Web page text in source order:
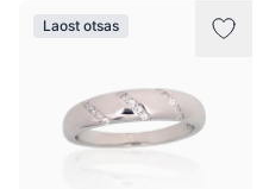
Laost otsas